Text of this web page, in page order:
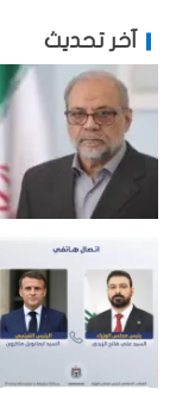
آخر تحديث